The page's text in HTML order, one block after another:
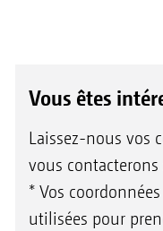
Vous êtes
Laissez-nous vos
vous contacterons
* Vos
utilisées pour